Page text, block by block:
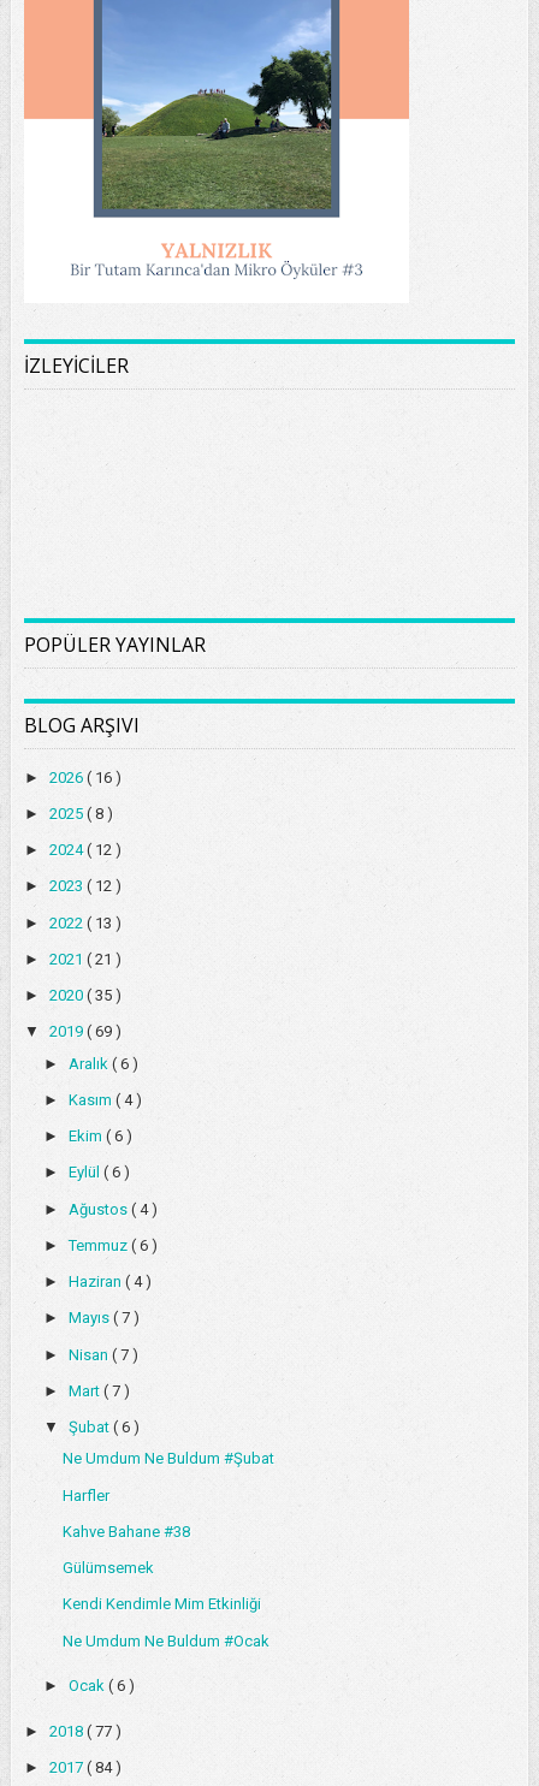
İZLEYİCİLER
POPÜLER YAYINLAR
BLOG ARŞIVI
► 2026 ( 16 )
► 2025 ( 8 )
► 2024( 12 )
► 2023 ( 12 )
► 2022 ( 13 )
► 2021 ( 21 )
► 2020 ( 35 )
▼ 2019 ( 69 )
► Aralık ( 6 )
► Kasım ( 4 )
► Ekim ( 6 )
► Eylül ( 6 )
► Ağustos ( 4 )
►Temmuz ( 6 )
► Haziran ( 4 )
► Mayıs ( 7 )
► Nisan ( 7 )
► Mart ( 7 )
▼ Şubat ( 6 )
Ne Umdum Ne Buldum #Şubat
Harfler
Kahve Bahane #38
Gülümsemek
Kendi Kendimle Mim Etkinliği
Ne Umdum Ne Buldum #Ocak
► Ocak ( 6 )
► 2018 ( 77 )
► 2017 ( 84 )